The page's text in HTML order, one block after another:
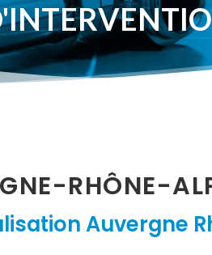
RHÔNE-
Auvergne